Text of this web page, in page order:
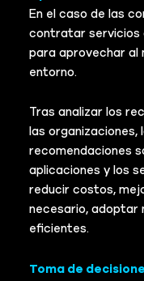
En el caso de las
contratar servicios
para aprovechar al
entorno.
Tras analizar los
las
recomendaciones
aplicaciones y los
reducir costos,
necesario, adoptar
eficientes.
Toma de